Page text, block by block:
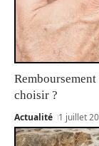
choisir ?
Actualité 1 juillet